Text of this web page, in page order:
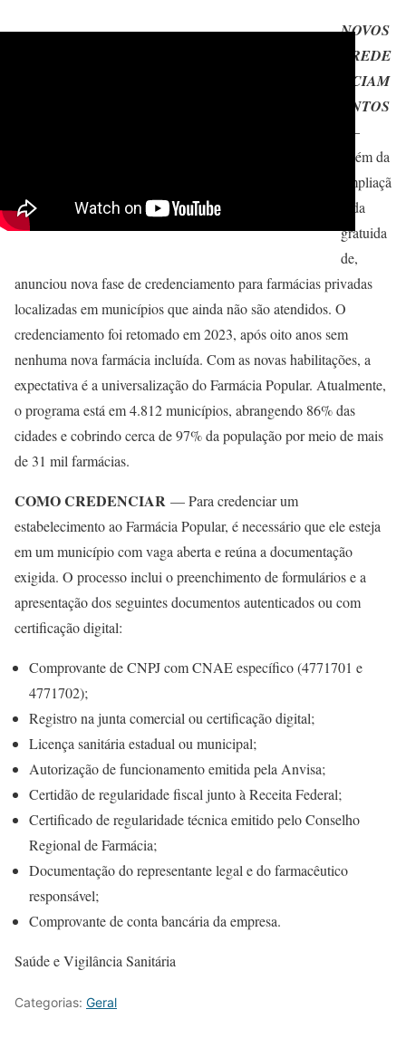
NOVOS
CREDE
NCIAM
ENTOS
—
Além da
ampliaçã
o da
gratuida
de,
anunciou nova fase de credenciamento para farmácias privadas
localizadas em municípios que ainda não são atendidos. O
credenciamento foi retomado em 2023, após oito anos sem
nenhuma nova farmácia incluída. Com as novas habilitações, a
expectativa é a universalização do Farmácia Popular. Atualmente,
o programa está em 4.812 municípios, abrangendo 86% das
cidades e cobrindo cerca de 97% da população por meio de mais
de 31 mil farmácias.
COMO CREDENCIAR — Para credenciar um
estabelecimento ao Farmácia Popular, é necessário que ele esteja
em um município com vaga aberta e reúna a documentação
exigida. O processo inclui o preenchimento de formulários e a
apresentação dos seguintes documentos autenticados ou com
certificação digital:
Comprovante de CNPJ com CNAE específico (4771701 e
4771702);
Registro na junta comercial ou certificação digital;
Licença sanitária estadual ou municipal;
Autorização de funcionamento emitida pela Anvisa;
Certidão de regularidade fiscal junto à Receita Federal;
Certificado de regularidade técnica emitido pelo Conselho
Regional de Farmácia;
Documentação do representante legal e do farmacêutico
responsável;
Comprovante de conta bancária da empresa.
Saúde e Vigilância Sanitária
Categorias: Geral